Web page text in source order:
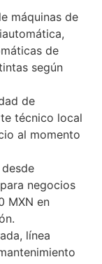
máquinas de
de
según
de
técnico local
al momento
negocios
MXN en
línea